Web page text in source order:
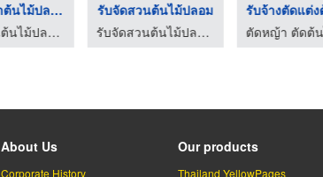
บริการเช่าต้นไม้ปลอม ...
รับจัดสวนต้นไม้ปลอม - ธนพล ต้นไม้ประดิษฐ์
รับจัดสวนต้นไม้ปลอม
รับจัดสวนต้นไม้ปลอม - ธนพล ต้นไม้ประดิษฐ์
About Us
Corporate History
Our products
Thailand YellowPages